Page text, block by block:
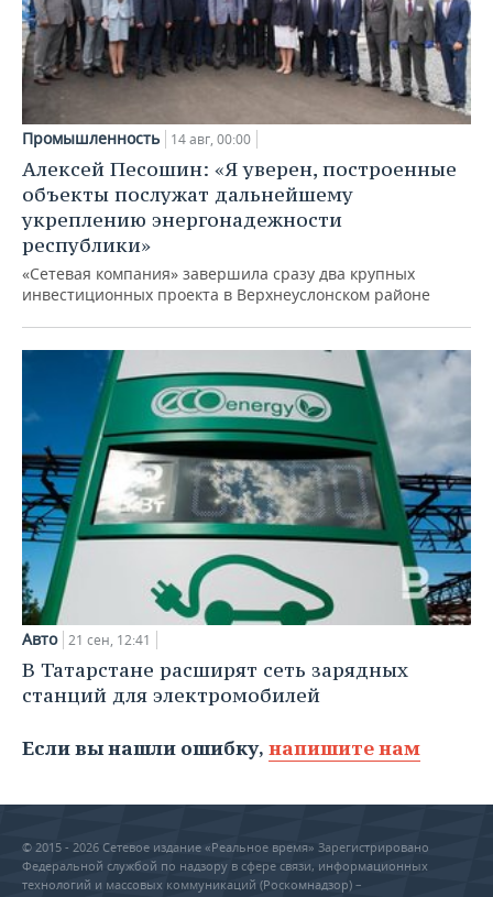
Промышленность 14 авг, 00:00
Алексей Песошин: «Я уверен, построенные
объекты послужат дальнейшему
укреплению энергонадежности
республики»
«Сетевая компания» завершила сразу два крупных
инвестиционных проекта в Верхнеуслонском районе
Авто 21 сен, 12:41
В Татарстане расширят сеть зарядных
станций для электромобилей
Если вы нашли ошибку, напишите нам
© 2015 - 2026 Сетевое издание «Реальное время» Зарегистрировано
Федеральной службой по надзору в сфере связи, информационных
технологий и массовых коммуникаций (Роскомнадзор) –